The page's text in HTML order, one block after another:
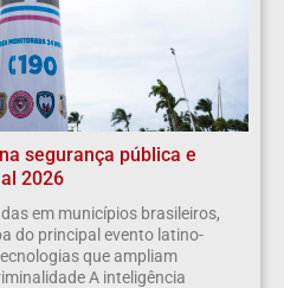
segurança pública e
2026
em municípios brasileiros,
do principal evento latino-
que ampliam
A inteligência